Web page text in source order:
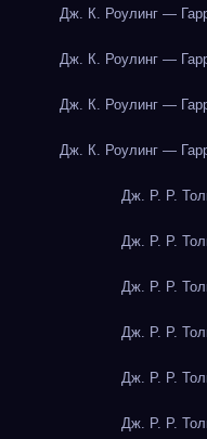
Дж. К. Роулинг —
Дж. К. Роулинг —
Дж. К. Роулинг —
Дж. К. Роулинг —
Дж. Р. Р.
Дж. Р. Р.
Дж. Р. Р.
Дж. Р. Р.
Дж. Р. Р.
Дж. Р. Р.